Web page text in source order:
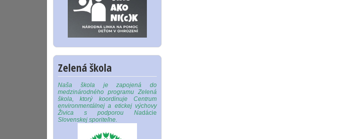
Zelená škola
Naša škola je zapojená do
medzinárodného programu Zelená
škola, ktorý koordinuje Centrum
environmentálnej a etickej výchovy
Živica s podporou Nadácie
Slovenskej sporiteľne.